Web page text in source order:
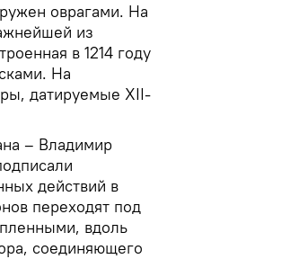
оврагами. На
из
в 1214 году
На
датируемые XII-
– Владимир
действий в
переходят под
вдоль
соединяющего